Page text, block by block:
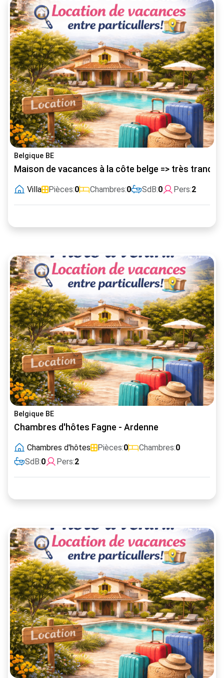
Belgique BE
Maison de vacances à la côte belge => très tranquil
Villa Pièces:0 Chambres:0 SdB:0 Pers:2
Belgique BE
Chambres d'hôtes Fagne - Ardenne
Chambres d'hôtes Pièces:0 Chambres:0
SdB:0 Pers:2